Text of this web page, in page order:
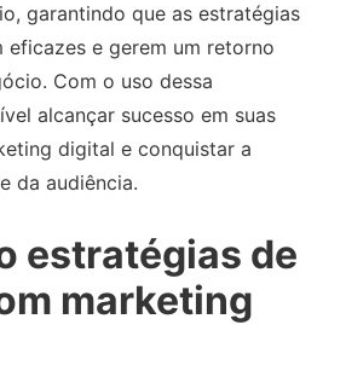
garantindo que as estratégias
eficazes e gerem um retorno
Com o uso dessa
alcançar sucesso em suas
digital e conquistar a
da audiência.
estratégias de
marketing